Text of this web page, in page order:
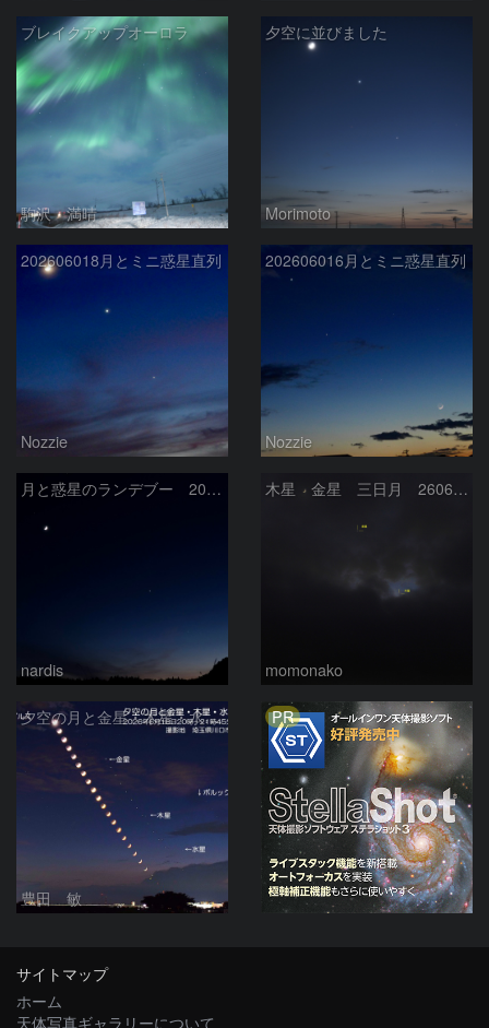
ブレイクアップオーロラ
駒沢 満晴
夕空に並びました
Morimoto
202606018月とミニ惑星直列
Nozzie
202606016月とミニ惑星直列
Nozzie
月と惑星のランデブー 2026/06/19
nardis
木星 金星 三日月 260618
momonako
夕空の月と金星・木星・水星の接近 2026/6/18
豊田 敏
PR
サイトマップ
ホーム
天体写真ギャラリーについて